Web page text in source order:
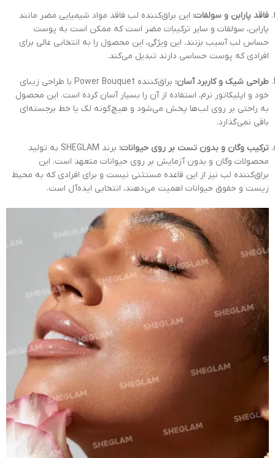
فاقد پارابن و سولفات: این براق‌کننده لب فاقد مواد شیمیایی مضر مانند
پارابن، سولفات و سایر ترکیبات مضر است که ممکن است به پوست
حساس لب آسیب بزنند. این ویژگی، این محصول را به انتخابی عالی برای
افرادی که پوست حساسی دارند تبدیل می‌کند.
طراحی شیک و کاربرد آسان:
براق‌کننده Power Bouquet با طراحی زیبای
خود و اپلیکاتور نرم، استفاده از آن را بسیار آسان کرده است. این محصول
به راحتی بر روی لب‌ها پخش می‌شود و هیچ‌گونه لک یا خط برجسته‌ای
باقی نمی‌گذارد.
ترکیب وگان و بدون تست بر روی حیوانات:
برند SHEGLAM به تولید
محصولات وگان و بدون آزمایش بر روی حیوانات متعهد است. این
براق‌کننده لب نیز از این قاعده مستثنی نیست و برای افرادی که به محیط
زیست و حقوق حیوانات اهمیت می‌دهند، انتخابی ایده‌آل است.